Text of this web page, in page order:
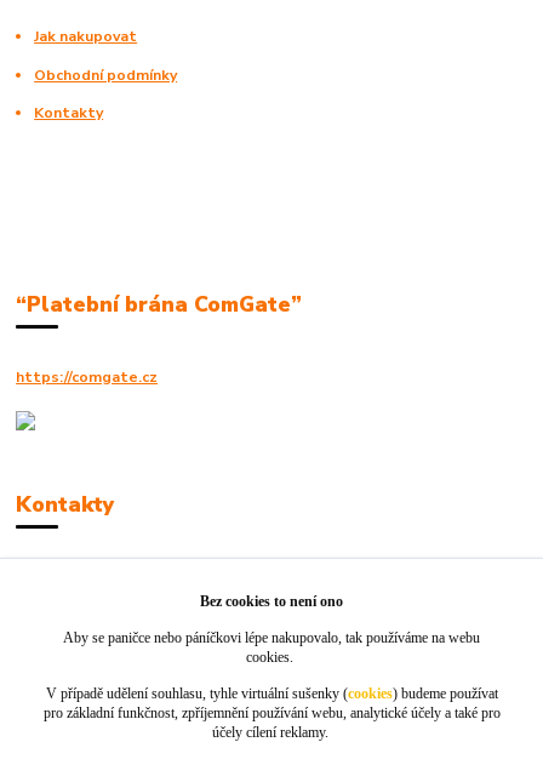
Jak nakupovat
Obchodní podmínky
Kontakty
“Platební brána ComGate”
https://comgate.cz
Kontakty
info@jackie-shop.cz
Bez cookies to není ono
Aby se paničce nebo páníčkovi lépe nakupovalo, tak používáme na webu
cookies.
V případě udělení souhlasu, tyhle virtuální sušenky (cookies) budeme používat
pro základní funkčnost, zpříjemnění používání webu, analytické účely a také pro
účely cílení reklamy.